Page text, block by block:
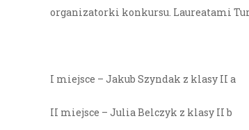
organizatorki konkursu. Laureatami
I miejsce – Jakub Szyndak z klasy II a
II miejsce – Julia Belczyk z klasy II b